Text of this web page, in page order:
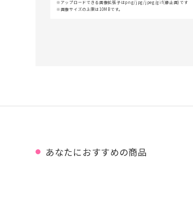
アップロードできる画像拡張子はpng/jpg/jpeg/gif(静止画)です
画像サイズの上限は10MBです。
あなたにおすすめの商品